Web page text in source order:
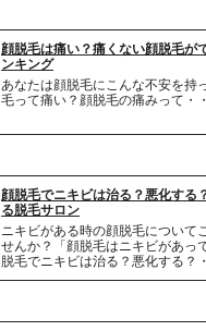
顔脱毛は痛い？痛くない顔脱毛が
ンキング
あなたは顔脱毛にこんな不安を持
毛って痛い？顔脱毛の痛みって・
顔脱毛でニキビは治る？悪化する
る脱毛サロン
ニキビがある時の顔脱毛について
せんか？「顔脱毛はニキビがあっ
脱毛でニキビは治る？悪化する？